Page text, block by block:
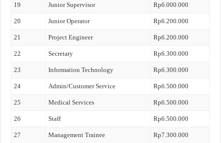
19 Junior Supervisor Rp6.000.000
20 Junior Operator Rp6.200.000
21 Project Engineer Rp6.200.000
22 Secretary Rp6.300.000
23 Information Technology Rp6.300.000
24 Admin/Customer Service Rp6.500.000
25 Medical Services Rp6.500.000
26 Staff Rp6.500.000
27 Management Trainee Rp7.300.000